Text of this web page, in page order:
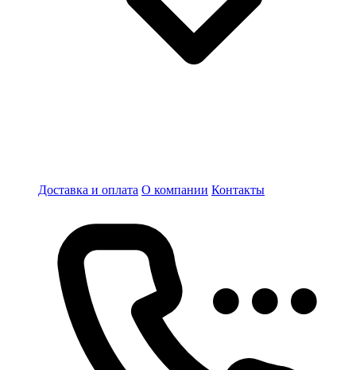
Доставка и оплата О компании Контакты